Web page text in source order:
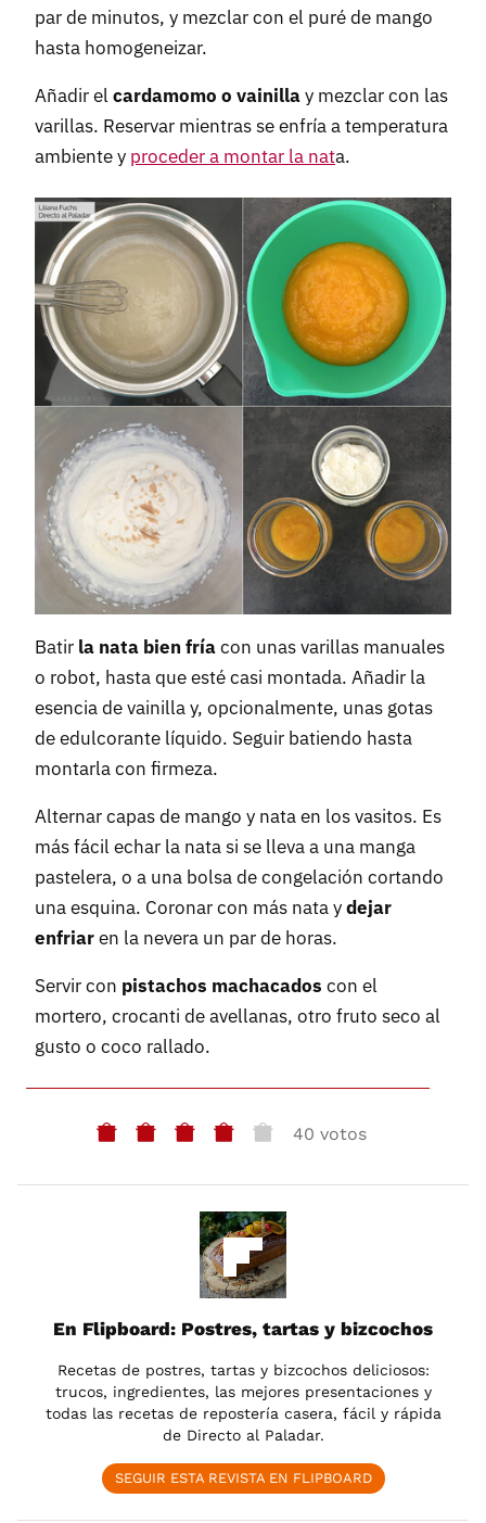
par de minutos, y mezclar con el puré de mango
hasta homogeneizar.
Añadir el cardamomo o vainillay mezclar con las
varillas. Reservar mientras se enfría a temperatura
ambiente y proceder a montar la nata.
Batir la nata bien fríacon unas varillas manuales
o robot, hasta que esté casi montada. Añadir la
esencia de vainilla y, opcionalmente, unas gotas
de edulcorante líquido. Seguir batiendo hasta
montarla con firmeza.
Alternar capas de mango y nata en los vasitos. Es
más fácil echar la nata si se lleva a una manga
pastelera, o a una bolsa de congelación cortando
una esquina. Coronar con más nata ydejar
enfriaren la nevera un par de horas.
Servir con pistachos machacados con el
mortero, crocanti de avellanas, otro fruto seco al
gusto o coco rallado.
40 votos
En Flipboard: Postres, tartas y bizcochos
Recetas de postres, tartas y bizcochos deliciosos:
trucos, ingredientes, las mejores presentaciones y
todas las recetas de repostería casera, fácil y rápida
de Directo al Paladar.
SEGUIR ESTA REVISTA EN FLIPBOARD